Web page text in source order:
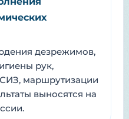
дезрежимов,
рук,
маршрутизации
выносятся на